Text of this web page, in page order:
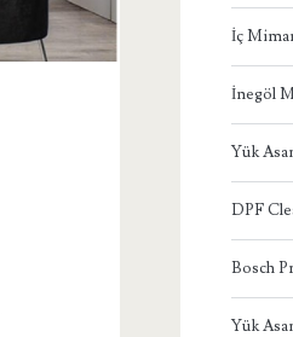
İç
İnegöl
Yük
DPF
Bosch
Yük